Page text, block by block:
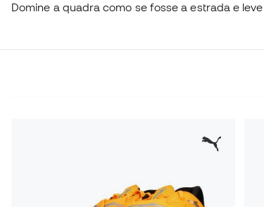
Domine a quadra como se fosse a estrada e